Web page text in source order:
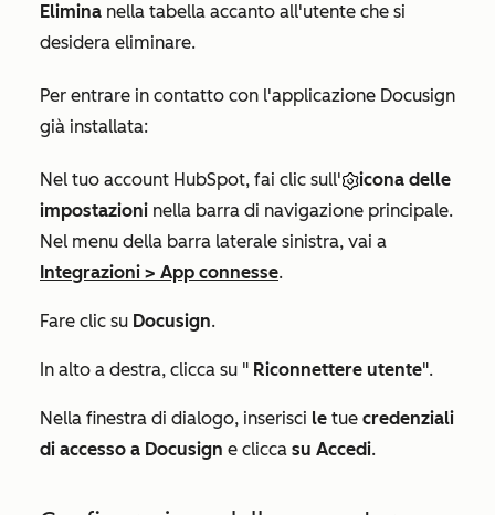
Elimina nella tabella accanto all'utente che si
desidera eliminare.
Per entrare in contatto con l'applicazione Docusign
già installata:
Nel tuo account HubSpot, fai clic sull'
icona delle
impostazioni nella barra di navigazione principale.
Nel menu della barra laterale sinistra, vai a
Integrazioni > App connesse.
Fare clic su Docusign.
In alto a destra, clicca su " Riconnettere utente".
Nella finestra di dialogo, inserisci le tue credenziali
di accesso a Docusign e clicca su Accedi.